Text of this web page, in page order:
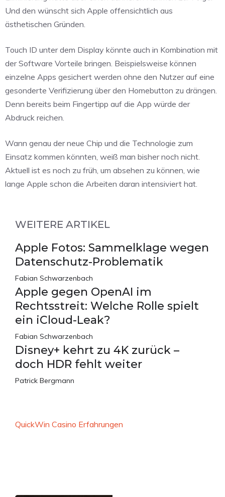
Und den wünscht sich Apple offensichtlich aus
ästhetischen Gründen.
Touch ID unter dem Display könnte auch in Kombination mit
der Software Vorteile bringen. Beispielsweise können
einzelne Apps gesichert werden ohne den Nutzer auf eine
gesonderte Verifizierung über den Homebutton zu drängen.
Denn bereits beim Fingertipp auf die App würde der
Abdruck reichen.
Wann genau der neue Chip und die Technologie zum
Einsatz kommen könnten, weiß man bisher noch nicht.
Aktuell ist es noch zu früh, um absehen zu können, wie
lange Apple schon die Arbeiten daran intensiviert hat.
WEITERE ARTIKEL
Apple Fotos: Sammelklage wegen
Datenschutz-Problematik
Fabian Schwarzenbach
Apple gegen OpenAI im
Rechtsstreit: Welche Rolle spielt
ein iCloud-Leak?
Fabian Schwarzenbach
Disney+ kehrt zu 4K zurück –
doch HDR fehlt weiter
Patrick Bergmann
QuickWin Casino Erfahrungen